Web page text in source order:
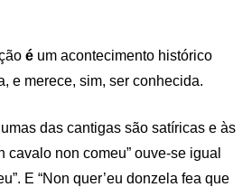
é um acontecimento histórico
e merece, sim, ser conhecida.
das cantigas são satíricas e às
cavalo non comeu” ouve-se igual
E “Non quer’eu donzela fea que